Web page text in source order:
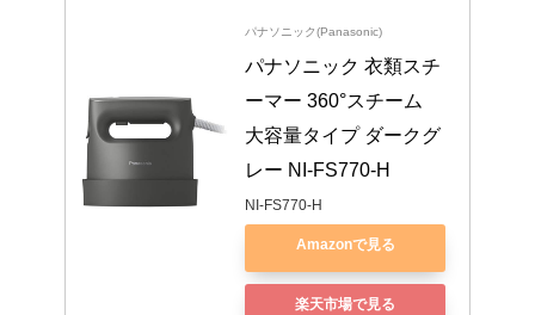
パナソニック(Panasonic)
パナソニック 衣類スチ
ーマー 360°スチーム
大容量タイプ ダークグ
レー NI-FS770-H
NI-FS770-H
Amazonで見る
楽天市場で見る